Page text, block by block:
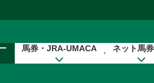
馬券・JRA-UMACA ネット馬